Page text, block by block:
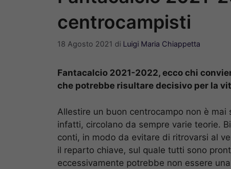
centrocampisti
18 Agosto 2021 di Luigi Maria Chiappetta
Fantacalcio 2021-2022, ecco chi
che potrebbe risultare decisivo per la
Allestire un buon centrocampo non è
infatti, circolano da sempre varie teorie.
conti, in modo da evitare di ritrovarsi al
il reparto chiave, sul quale tutti sono
eccessivamente potrebbe non essere